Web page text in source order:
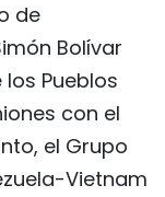
de
Bolívar
Pueblos
con el
el Grupo
Vietnam